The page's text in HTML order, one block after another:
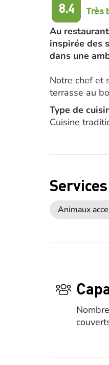
8.4 Très
Au
inspirée des
dans une
Notre chef et
terrasse au
Type de
Cuisine
Services
Animaux